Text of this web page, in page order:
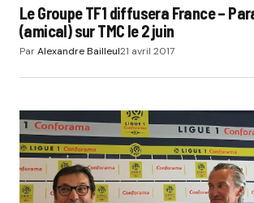
Le Groupe TF1 diffusera France –
(amical) sur TMC le 2 juin
ParAlexandre Bailleul21 avril 2017